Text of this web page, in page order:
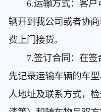
6.运输方式：客户
辆开到我公司或者协
费上门接货。
7.签订合同：在签
先记录运输车辆的车
人地址及联系方式，